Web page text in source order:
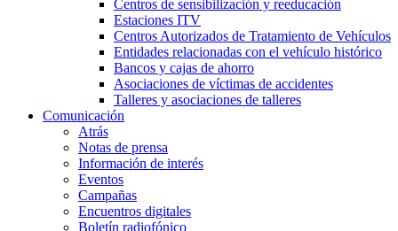
Centros de sensibilización y reeducación
Estaciones ITV
Centros Autorizados de Tratamiento de Vehículos
Entidades relacionadas con el vehículo histórico
Bancos y cajas de ahorro
Asociaciones de víctimas de accidentes
Talleres y asociaciones de talleres
Comunicación
Atrás
Notas de prensa
Información de interés
Eventos
Campañas
Encuentros digitales
Boletín radiofónico